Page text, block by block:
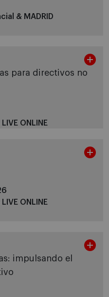
& MADRID
para directivos no
LIVE ONLINE
LIVE ONLINE
impulsando el